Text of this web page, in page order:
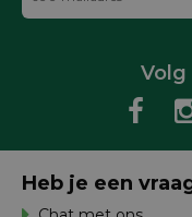
Volg
Heb je een